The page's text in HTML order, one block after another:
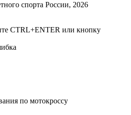
спорта России, 2026
CTRL+ENTER или кнопку
по мотокроссу